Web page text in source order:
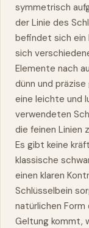
symmetrisch
der Linie des
befindet sich ein
sich
Elemente nach
dünn und
eine leichte und
verwendeten
die feinen Linien
Es gibt keine
klassische
einen klaren
Schlüsselbein
natürlichen
Geltung kommt,